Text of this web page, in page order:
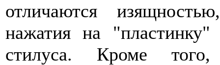
отличаются
нажатия на
стилуса. Кроме